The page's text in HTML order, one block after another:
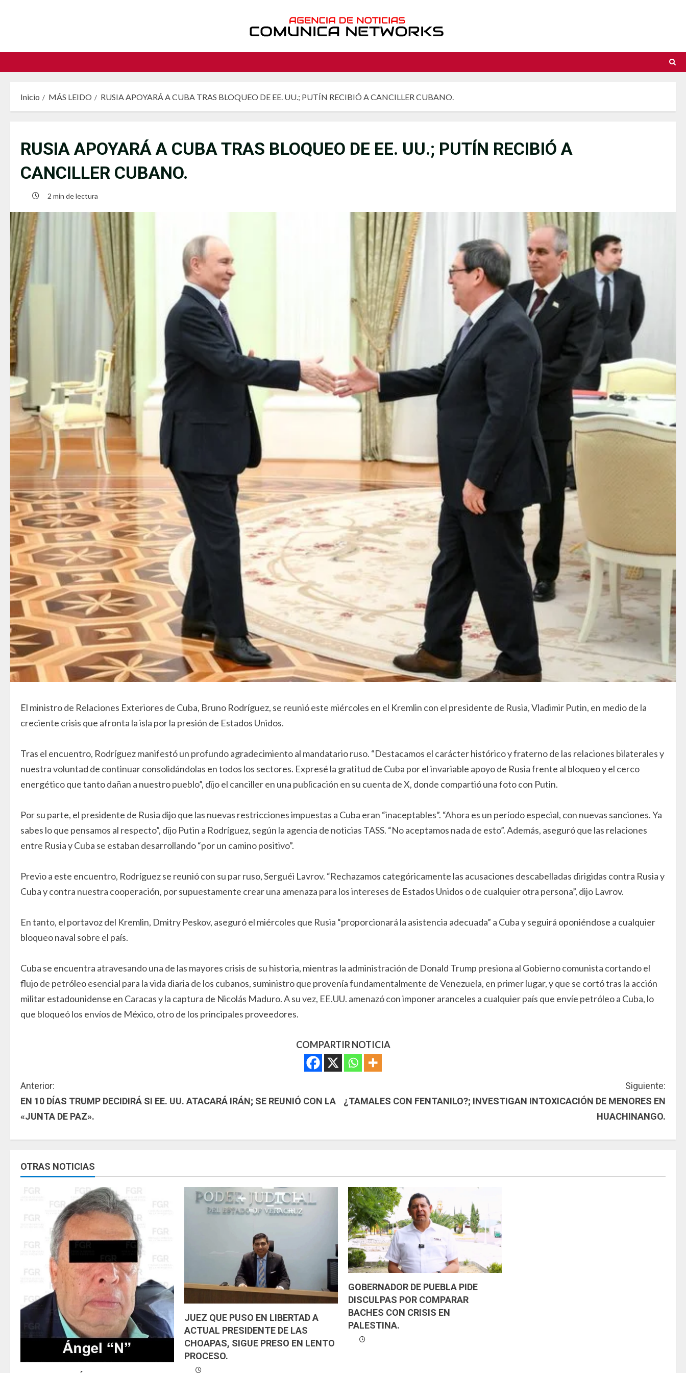
Inicio MÁS LEIDO RUSIA APOYARÁ A CUBA TRAS BLOQUEO DE EE. UU.; PUTÍN RECIBIÓ A CANCILLER CUBANO.
RUSIA APOYARÁ A CUBA TRAS BLOQUEO DE EE. UU.; PUTÍN RECIBIÓ A
CANCILLER CUBANO.
2 min de lectura
El ministro de Relaciones Exteriores de Cuba, Bruno Rodríguez, se reunió este miércoles en el Kremlin con el presidente de Rusia, Vladimir Putin, en medio de la
creciente crisis que afronta la isla por la presión de Estados Unidos.
Tras el encuentro, Rodríguez manifestó un profundo agradecimiento al mandatario ruso. “Destacamos el carácter histórico y fraterno de las relaciones bilaterales y
nuestra voluntad de continuar consolidándolas en todos los sectores. Expresé la gratitud de Cuba por el invariable apoyo de Rusia frente al bloqueo y el cerco
energético que tanto dañan a nuestro pueblo”, dijo el canciller en una publicación en su cuenta de X, donde compartió una foto con Putin.
Por su parte, el presidente de Rusia dijo que las nuevas restricciones impuestas a Cuba eran “inaceptables”. “Ahora es un período especial, con nuevas sanciones. Ya
sabes lo que pensamos al respecto”, dijo Putin a Rodríguez, según la agencia de noticias TASS. “No aceptamos nada de esto”. Además, aseguró que las relaciones
entre Rusia y Cuba se estaban desarrollando “por un camino positivo”.
Previo a este encuentro, Rodríguez se reunió con su par ruso, Serguéi Lavrov. “Rechazamos categóricamente las acusaciones descabelladas dirigidas contra Rusia y
Cuba y contra nuestra cooperación, por supuestamente crear una amenaza para los intereses de Estados Unidos o de cualquier otra persona”, dijo Lavrov.
En tanto, el portavoz del Kremlin, Dmitry Peskov, aseguró el miércoles que Rusia “proporcionará la asistencia adecuada” a Cuba y seguirá oponiéndose a cualquier
bloqueo naval sobre el país.
Cuba se encuentra atravesando una de las mayores crisis de su historia, mientras la administración de Donald Trump presiona al Gobierno comunista cortando el
flujo de petróleo esencial para la vida diaria de los cubanos, suministro que provenía fundamentalmente de Venezuela, en primer lugar, y que se cortó tras la acción
militar estadounidense en Caracas y la captura de Nicolás Maduro. A su vez, EE.UU. amenazó con imponer aranceles a cualquier país que envíe petróleo a Cuba, lo
que bloqueó los envíos de México, otro de los principales proveedores.
COMPARTIR NOTICIA
S
i
e
e
d
o
Anterior:
EN 10 DÍAS TRUMP DECIDIRÁ SI EE. UU. ATACARÁ IRÁN; SE REUNIÓ CON LA
«JUNTA DE PAZ».
Siguiente:
¿TAMALES CON FENTANILO?; INVESTIGAN INTOXICACIÓN DE MENORES EN
HUACHINANGO.
OTRAS NOTICIAS
JUEZ QUE PUSO EN LIBERTAD A
ACTUAL PRESIDENTE DE LAS
CHOAPAS, SIGUE PRESO EN LENTO
PROCESO.
GOBERNADOR DE PUEBLA PIDE
DISCULPAS POR COMPARAR
BACHES CON CRISIS EN
PALESTINA.